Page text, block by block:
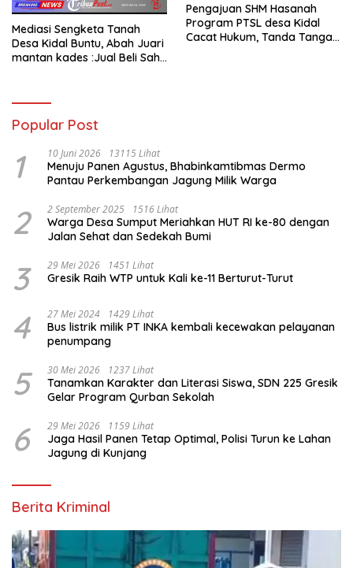
Mediasi Sengketa Tanah
Desa Kidal Buntu, Abah Juari
mantan kades :Jual Beli Sah,
Membatalkan Hak Warga.
Pengajuan SHM Hasanah
Program PTSL desa Kidal
Cacat Hukum, Tanda Tangan
Popular Post
1 10 Juni 2026 13115 Lihat
Menuju Panen Agustus, Bhabinkamtibmas Dermo
Pantau Perkembangan Jagung Milik Warga
2 2 September 2025 1516 Lihat
Warga Desa Sumput Meriahkan HUT RI ke-80 dengan
Jalan Sehat dan Sedekah Bumi ‎
3 29 Mei 2026 1451 Lihat
Gresik Raih WTP untuk Kali ke-11 Berturut-Turut
4 27 Mei 2024 1429 Lihat
Bus listrik milik PT INKA kembali kecewakan pelayanan
penumpang
5 30 Mei 2026 1237 Lihat
Tanamkan Karakter dan Literasi Siswa, SDN 225 Gresik
Gelar Program Qurban Sekolah
6 29 Mei 2026 1159 Lihat
Jaga Hasil Panen Tetap Optimal, Polisi Turun ke Lahan
Jagung di Kunjang
Berita Kriminal